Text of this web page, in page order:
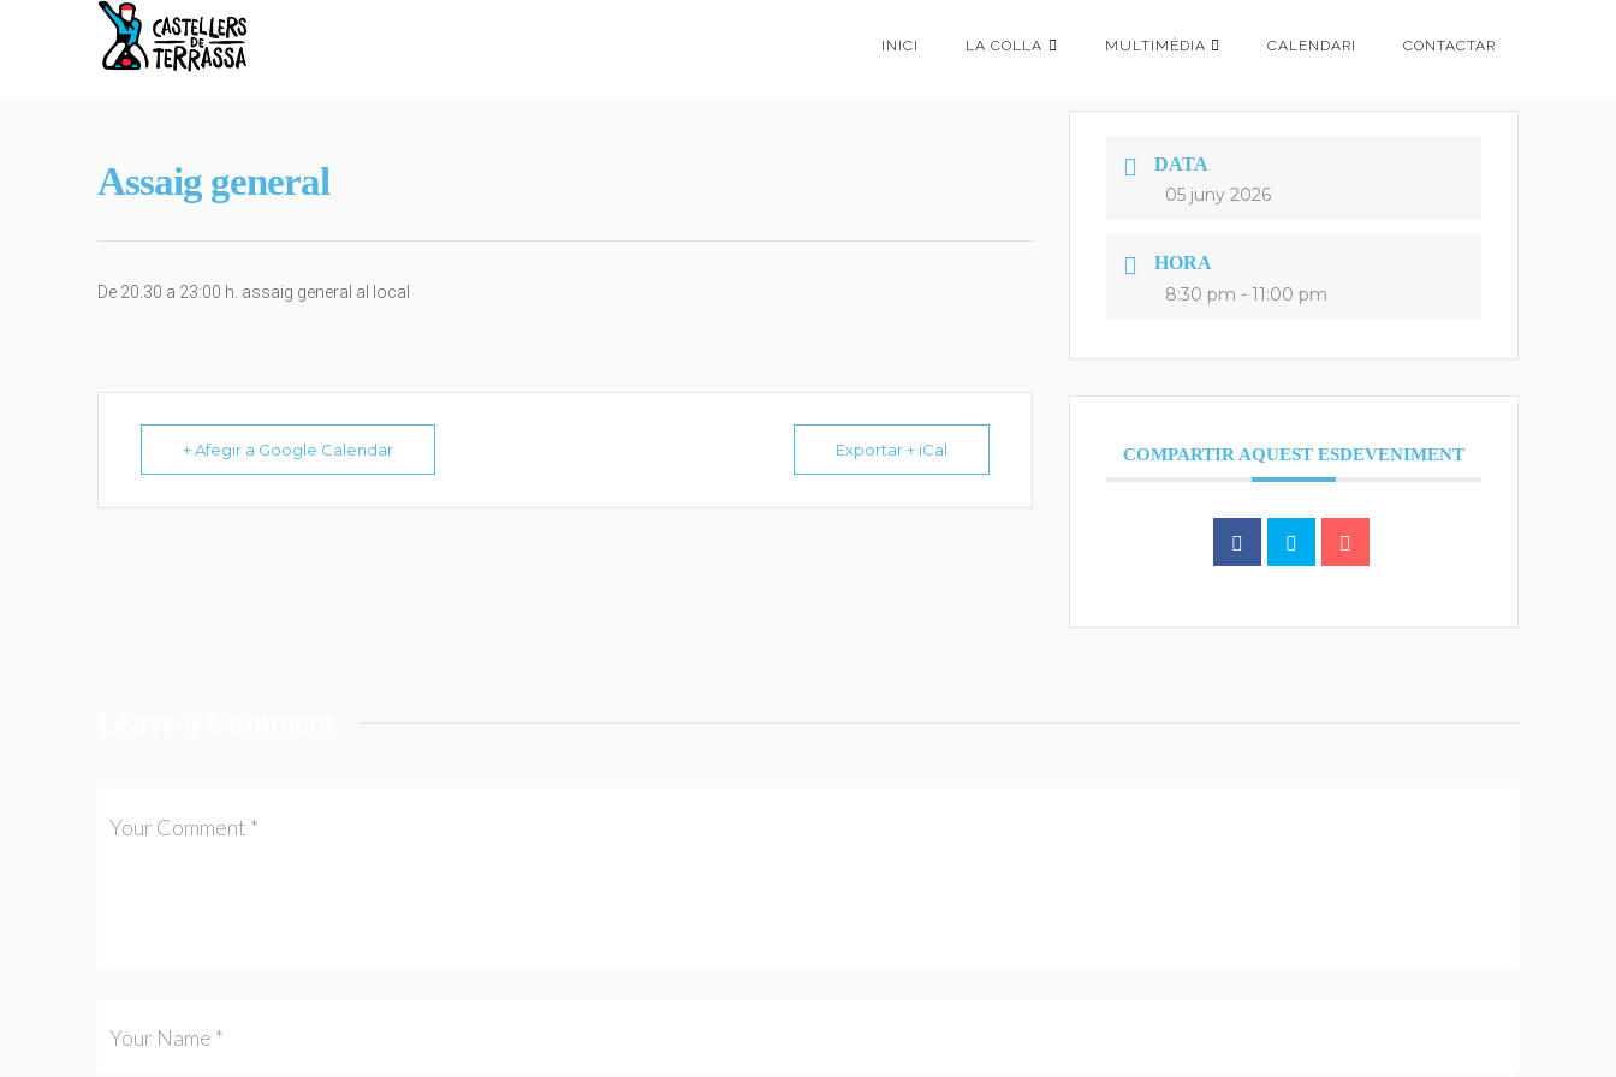
INICI LA COLLA MULTIMÈDIA CALENDARI CONTACTAR
Assaig general
De 20.30 a 23:00 h. assaig general al local
+ Afegir a Google Calendar Exportar + iCal
DATA
05 juny 2026
HORA
8:30 pm - 11:00 pm
COMPARTIR AQUEST ESDEVENIMENT